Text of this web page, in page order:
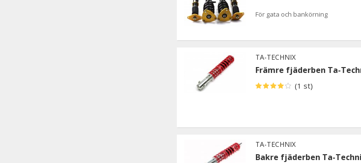
För gata och bankörning
TA-TECHNIX
Främre fjäderben Ta-
(1 st)
TA-TECHNIX
Bakre fjäderben Ta-